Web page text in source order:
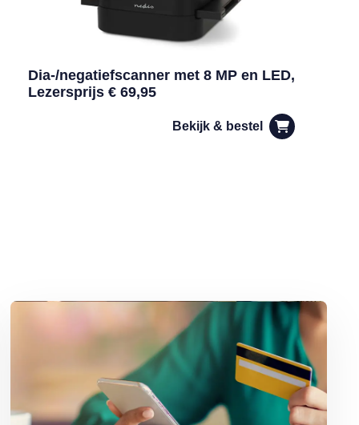
Dia-/negatiefscanner met 8 MP en LED,
Lezersprijs € 69,95
Bekijk & bestel
Lees meer over Help, de bank-app werkt niet meer